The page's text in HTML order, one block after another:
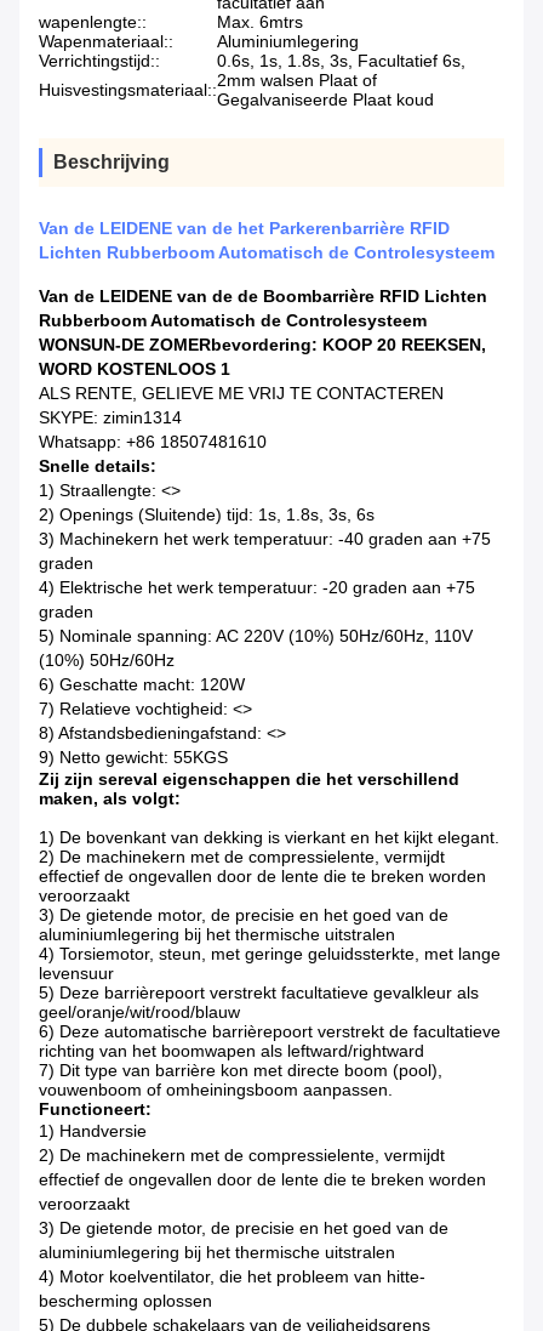
wapenlengte::
Max. 6mtrs
Wapenmateriaal::
Aluminiumlegering
Verrichtingstijd::
0.6s, 1s, 1.8s, 3s, Facultatief 6s,
Huisvestingsmateriaal::2mm walsen Plaat of
Gegalvaniseerde Plaat koud
Beschrijving
Van de LEIDENE van de het Parkerenbarrière RFID
Lichten Rubberboom Automatisch de Controlesysteem
Van de LEIDENE van de de Boombarrière RFID Lichten
Rubberboom Automatisch de Controlesysteem
WONSUN-DE ZOMERbevordering: KOOP 20 REEKSEN,
WORD KOSTENLOOS 1
ALS RENTE, GELIEVE ME VRIJ TE CONTACTEREN
SKYPE: zimin1314
Whatsapp: +86 18507481610
Snelle details:
1) Straallengte: <>
2) Openings (Sluitende) tijd: 1s, 1.8s, 3s, 6s
3) Machinekern het werk temperatuur: -40 graden aan +75
graden
4) Elektrische het werk temperatuur: -20 graden aan +75
graden
5) Nominale spanning: AC 220V (10%) 50Hz/60Hz, 110V
(10%) 50Hz/60Hz
6) Geschatte macht: 120W
7) Relatieve vochtigheid: <>
8) Afstandsbedieningafstand: <>
9) Netto gewicht: 55KGS
Zij zijn sereval eigenschappen die het verschillend
maken, als volgt:
1) De bovenkant van dekking is vierkant en het kijkt elegant.
2) De machinekern met de compressielente, vermijdt
effectief de ongevallen door de lente die te breken worden
veroorzaakt
3) De gietende motor, de precisie en het goed van de
aluminiumlegering bij het thermische uitstralen
4) Torsiemotor, steun, met geringe geluidssterkte, met lange
levensuur
5) Deze barrièrepoort verstrekt facultatieve gevalkleur als
geel/oranje/wit/rood/blauw
6) Deze automatische barrièrepoort verstrekt de facultatieve
richting van het boomwapen als leftward/rightward
7) Dit type van barrière kon met directe boom (pool),
vouwenboom of omheiningsboom aanpassen.
Functioneert:
1) Handversie
2) De machinekern met de compressielente, vermijdt
effectief de ongevallen door de lente die te breken worden
veroorzaakt
3) De gietende motor, de precisie en het goed van de
aluminiumlegering bij het thermische uitstralen
4) Motor koelventilator, die het probleem van hitte-
bescherming oplossen
5) De dubbele schakelaars van de veiligheidsgrens